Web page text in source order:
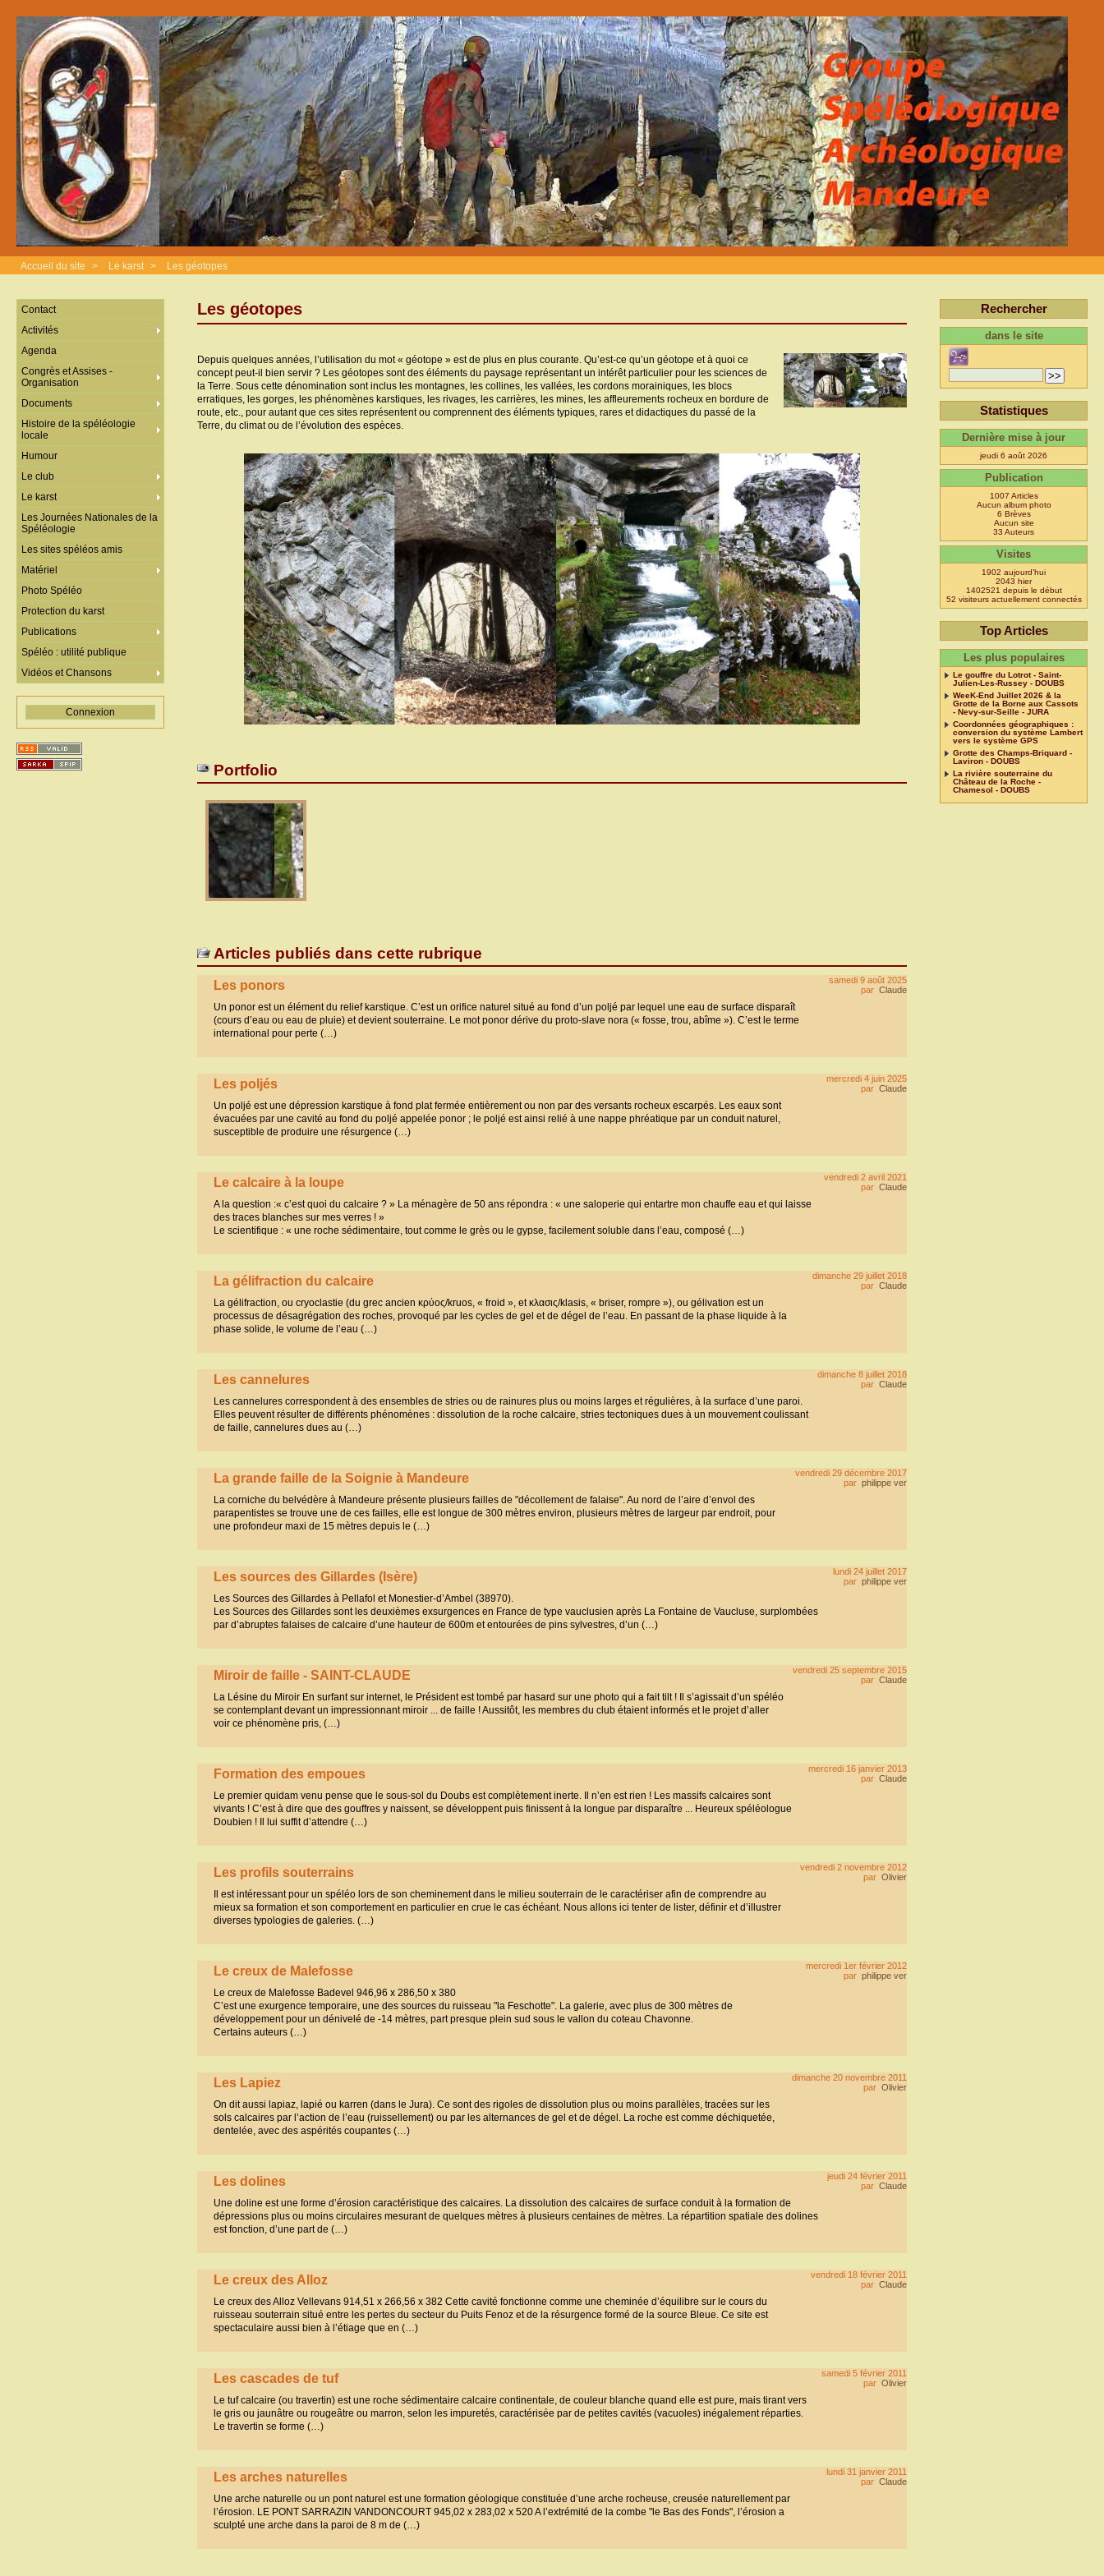
Accueil du site > Le karst > Les géotopes
Les géotopes
Depuis quelques années, l’utilisation du mot « géotope » est de plus en plus courante. Qu’est-ce qu’un géotope et à quoi ce
concept peut-il bien servir ? Les géotopes sont des éléments du paysage représentant un intérêt particulier pour les sciences de
la Terre. Sous cette dénomination sont inclus les montagnes, les collines, les vallées, les cordons morainiques, les blocs
erratiques, les gorges, les phénomènes karstiques, les rivages, les carrières, les mines, les affleurements rocheux en bordure de
route, etc., pour autant que ces sites représentent ou comprennent des éléments typiques, rares et didactiques du passé de la
Terre, du climat ou de l’évolution des espèces.
Portfolio
Articles publiés dans cette rubrique
samedi 9 août 2025
par Claude
Les ponors
Un ponor est un élément du relief karstique. C’est un orifice naturel situé au fond d’un poljé par lequel une eau de surface disparaît
(cours d’eau ou eau de pluie) et devient souterraine. Le mot ponor dérive du proto-slave nora (« fosse, trou, abîme »). C’est le terme
international pour perte (…)
mercredi 4 juin 2025
par Claude
Les poljés
Un poljé est une dépression karstique à fond plat fermée entièrement ou non par des versants rocheux escarpés. Les eaux sont
évacuées par une cavité au fond du poljé appelée ponor ; le poljé est ainsi relié à une nappe phréatique par un conduit naturel,
susceptible de produire une résurgence (…)
vendredi 2 avril 2021
par Claude
Le calcaire à la loupe
A la question :« c’est quoi du calcaire ? » La ménagère de 50 ans répondra : « une saloperie qui entartre mon chauffe eau et qui laisse
des traces blanches sur mes verres ! »
Le scientifique : « une roche sédimentaire, tout comme le grès ou le gypse, facilement soluble dans l’eau, composé (…)
dimanche 29 juillet 2018
par Claude
La gélifraction du calcaire
La gélifraction, ou cryoclastie (du grec ancien κρύος/kruos, « froid », et κλασις/klasis, « briser, rompre »), ou gélivation est un
processus de désagrégation des roches, provoqué par les cycles de gel et de dégel de l’eau. En passant de la phase liquide à la
phase solide, le volume de l’eau (…)
dimanche 8 juillet 2018
par Claude
Les cannelures
Les cannelures correspondent à des ensembles de stries ou de rainures plus ou moins larges et régulières, à la surface d’une paroi.
Elles peuvent résulter de différents phénomènes : dissolution de la roche calcaire, stries tectoniques dues à un mouvement coulissant
de faille, cannelures dues au (…)
vendredi 29 décembre 2017
par philippe ver
La grande faille de la Soignie à Mandeure
La corniche du belvédère à Mandeure présente plusieurs failles de "décollement de falaise". Au nord de l’aire d’envol des
parapentistes se trouve une de ces failles, elle est longue de 300 mètres environ, plusieurs mètres de largeur par endroit, pour
une profondeur maxi de 15 mètres depuis le (…)
lundi 24 juillet 2017
par philippe ver
Les sources des Gillardes (Isère)
Les Sources des Gillardes à Pellafol et Monestier-d’Ambel (38970).
Les Sources des Gillardes sont les deuxièmes exsurgences en France de type vauclusien après La Fontaine de Vaucluse, surplombées
par d’abruptes falaises de calcaire d’une hauteur de 600m et entourées de pins sylvestres, d’un (…)
vendredi 25 septembre 2015
par Claude
Miroir de faille - SAINT-CLAUDE
La Lésine du Miroir En surfant sur internet, le Président est tombé par hasard sur une photo qui a fait tilt ! Il s’agissait d’un spéléo
se contemplant devant un impressionnant miroir ... de faille ! Aussitôt, les membres du club étaient informés et le projet d’aller
voir ce phénomène pris, (…)
mercredi 16 janvier 2013
par Claude
Formation des empoues
Le premier quidam venu pense que le sous-sol du Doubs est complètement inerte. Il n’en est rien ! Les massifs calcaires sont
vivants ! C’est à dire que des gouffres y naissent, se développent puis finissent à la longue par disparaître ... Heureux spéléologue
Doubien ! Il lui suffit d’attendre (…)
vendredi 2 novembre 2012
par Olivier
Les profils souterrains
Il est intéressant pour un spéléo lors de son cheminement dans le milieu souterrain de le caractériser afin de comprendre au
mieux sa formation et son comportement en particulier en crue le cas échéant. Nous allons ici tenter de lister, définir et d’illustrer
diverses typologies de galeries. (…)
mercredi 1er février 2012
par philippe ver
Le creux de Malefosse
Le creux de Malefosse Badevel 946,96 x 286,50 x 380
C’est une exurgence temporaire, une des sources du ruisseau "la Feschotte". La galerie, avec plus de 300 mètres de
développement pour un dénivelé de -14 mètres, part presque plein sud sous le vallon du coteau Chavonne.
Certains auteurs (…)
dimanche 20 novembre 2011
par Olivier
Les Lapiez
On dit aussi lapiaz, lapié ou karren (dans le Jura). Ce sont des rigoles de dissolution plus ou moins parallèles, tracées sur les
sols calcaires par l’action de l’eau (ruissellement) ou par les alternances de gel et de dégel. La roche est comme déchiquetée,
dentelée, avec des aspérités coupantes (…)
jeudi 24 février 2011
par Claude
Les dolines
Une doline est une forme d’érosion caractéristique des calcaires. La dissolution des calcaires de surface conduit à la formation de
dépressions plus ou moins circulaires mesurant de quelques mètres à plusieurs centaines de mètres. La répartition spatiale des dolines
est fonction, d’une part de (…)
vendredi 18 février 2011
par Claude
Le creux des Alloz
Le creux des Alloz Vellevans 914,51 x 266,56 x 382 Cette cavité fonctionne comme une cheminée d’équilibre sur le cours du
ruisseau souterrain situé entre les pertes du secteur du Puits Fenoz et de la résurgence formé de la source Bleue. Ce site est
spectaculaire aussi bien à l’étiage que en (…)
samedi 5 février 2011
par Olivier
Les cascades de tuf
Le tuf calcaire (ou travertin) est une roche sédimentaire calcaire continentale, de couleur blanche quand elle est pure, mais tirant vers
le gris ou jaunâtre ou rougeâtre ou marron, selon les impuretés, caractérisée par de petites cavités (vacuoles) inégalement réparties.
Le travertin se forme (…)
lundi 31 janvier 2011
par Claude
Les arches naturelles
Une arche naturelle ou un pont naturel est une formation géologique constituée d’une arche rocheuse, creusée naturellement par
l’érosion. LE PONT SARRAZIN VANDONCOURT 945,02 x 283,02 x 520 A l’extrémité de la combe "le Bas des Fonds", l’érosion a
sculpté une arche dans la paroi de 8 m de (…)
Contact
Activités
Agenda
Congrès et Assises -
Organisation
Documents
Histoire de la spéléologie
locale
Humour
Le club
Le karst
Les Journées Nationales de la
Spéléologie
Les sites spéléos amis
Matériel
Photo Spéléo
Protection du karst
Publications
Spéléo : utilité publique
Vidéos et Chansons
Connexion
Rechercher
dans le site
Statistiques
Dernière mise à jour
jeudi 6 août 2026
Publication
1007 Articles
Aucun album photo
6 Brèves
Aucun site
33 Auteurs
Visites
1902 aujourd’hui
2043 hier
1402521 depuis le début
52 visiteurs actuellement connectés
Top Articles
Les plus populaires
Le gouffre du Lotrot - Saint-
Julien-Les-Russey - DOUBS
WeeK-End Juillet 2026 & la
Grotte de la Borne aux Cassots
- Nevy-sur-Seille - JURA
Coordonnées géographiques :
conversion du système Lambert
vers le système GPS
Grotte des Champs-Briquard -
Laviron - DOUBS
La rivière souterraine du
Château de la Roche -
Chamesol - DOUBS